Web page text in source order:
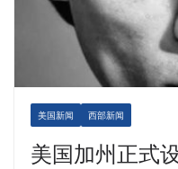
美国新闻 西部新闻
美国加州正式